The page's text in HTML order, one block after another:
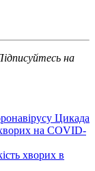
на
Цикада
хворих на COVID-
хворих в